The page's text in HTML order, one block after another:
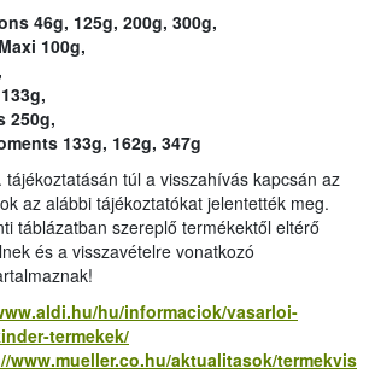
46g, 125g, 200g, 300g,
100g,
250g,
133g, 162g, 347g
túl a visszahívás kapcsán az
az alábbi tájékoztatókat jelentették meg.
táblázatban szereplő termékektől eltérő
és a visszavételre vonatkozó
hu/informaciok/vasarloi-
termekek/
www.mueller.co.hu/aktualitasok/termekvis